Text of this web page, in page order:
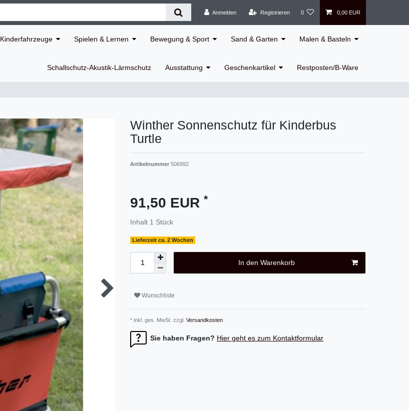
Anmelden
Registrieren 0 0,00 EUR
Kinderfahrzeuge Spielen & Lernen Bewegung & Sport Sand & Garten Malen & Basteln
Schallschutz-Akustik-Lärmschutz Ausstattung Geschenkartikel Restposten/B-Ware
Winther Sonnenschutz für Kinderbus
Turtle
Artikelnummer 506992
91,50 EUR *
Inhalt 1 Stück
Lieferzeit ca. 2 Wochen
In den Warenkorb
Wunschliste
* inkl. ges. MwSt. zzgl. Versandkosten
Sie haben Fragen? Hier geht es zum Kontaktformular